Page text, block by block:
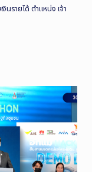
รายได้ ตำแหน่ง เจ้า